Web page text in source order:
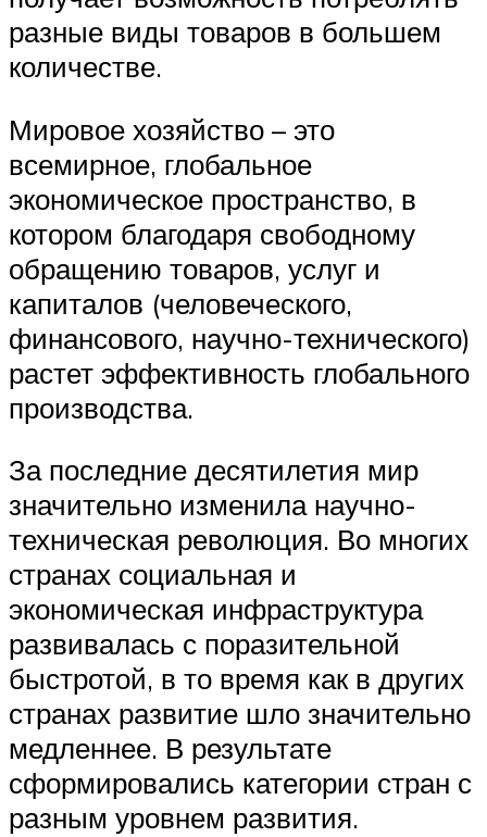
разные виды товаров в большем
количестве.
Мировое хозяйство – это
всемирное, глобальное
экономическое пространство, в
котором благодаря свободному
обращению товаров, услуг и
капиталов (человеческого,
финансового, научно-технического)
растет эффективность глобального
производства.
За последние десятилетия мир
значительно изменила научно-
техническая революция. Во многих
странах социальная и
экономическая инфраструктура
развивалась с поразительной
быстротой, в то время как в других
странах развитие шло значительно
медленнее. В результате
сформировались категории стран с
разным уровнем развития.